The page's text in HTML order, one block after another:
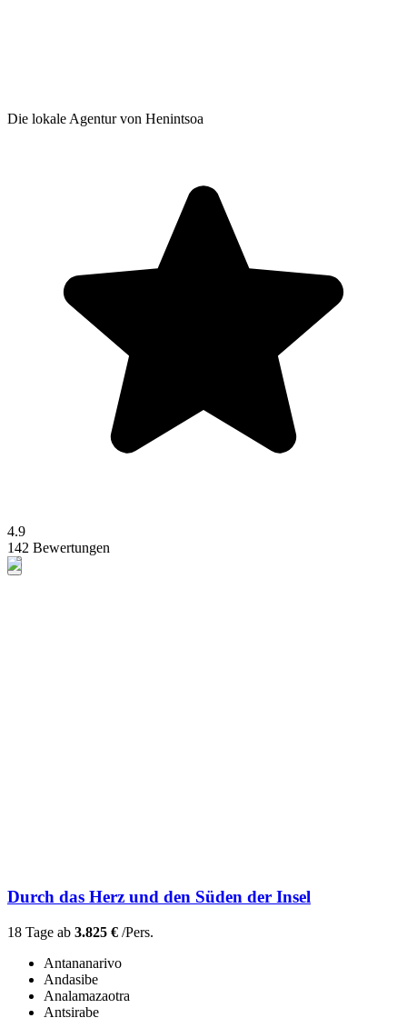
Die lokale Agentur von Henintsoa
4.9
142 Bewertungen
Durch das Herz und den Süden der Insel
18 Tage ab 3.825 € /Pers.
Antananarivo
Andasibe
Analamazaotra
Antsirabe